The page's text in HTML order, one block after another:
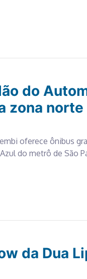
do
zona norte
oferece ônibus
do metrô de São
da Dua